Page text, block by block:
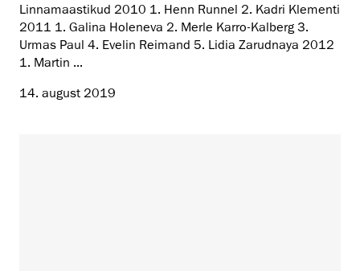
Linnamaastikud 2010 1. Henn Runnel 2. Kadri Klementi
2011 1. Galina Holeneva 2. Merle Karro-Kalberg 3.
Urmas Paul 4. Evelin Reimand 5. Lidia Zarudnaya 2012
1. Martin ...
14. august 2019